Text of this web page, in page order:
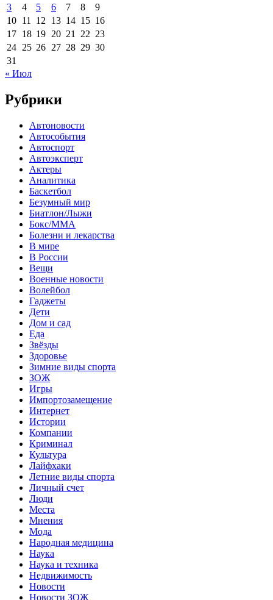
3
4 5 6 7 8
9
10 11 12 13 14 15 16
17 18 19 20 21 22 23
24 25 26 27 28 29 30
31
« Июл
Рубрики
Автоновости
Автособытия
Автоспорт
Автоэксперт
Актеры
Аналитика
Баскетбол
Безумный мир
Биатлон/Лыжи
Бокс/MMA
Болезни и лекарства
В мире
В России
Вещи
Военные новости
Волейбол
Гаджеты
Дети
Дом и сад
Еда
Звёзды
Здоровье
Зимние виды спорта
ЗОЖ
Игры
Импортозамещение
Интернет
Истории
Компании
Криминал
Культура
Лайфхаки
Летние виды спорта
Личный счет
Люди
Места
Мнения
Мода
Народная медицина
Наука
Наука и техника
Недвижимость
Новости
Новости ЗОЖ